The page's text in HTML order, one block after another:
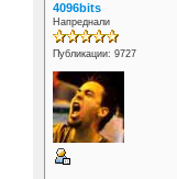
4096bits
Напреднали
Публикации: 9727